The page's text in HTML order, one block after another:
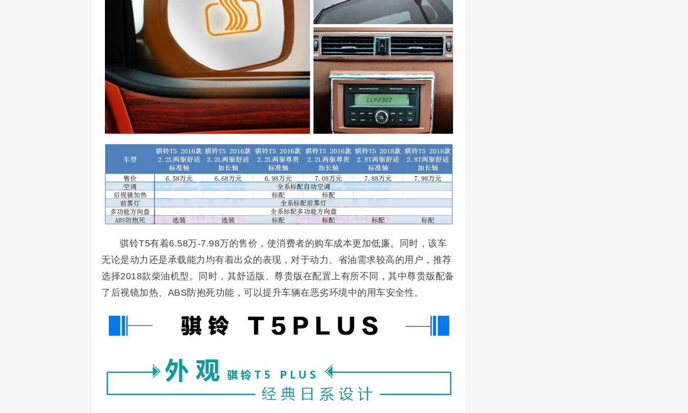
骐铃T5有着6.58万-7.98万的售价，使消费者的购车成本更加低廉。同时，该车
无论是动力还是承载能力均有着出众的表现， 对于动力、省油需求较高的用户，推荐
选择2018款柴油机型。同时，其舒适版、尊贵版在配置上有所不同，其中尊贵版配备
了后视镜加热、ABS防抱死功能，可以提升车辆在恶劣环境中的用车安全性。